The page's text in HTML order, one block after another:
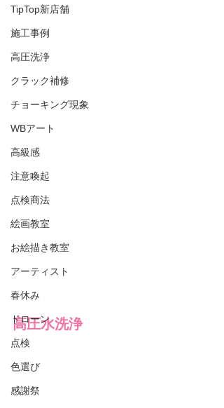
TipTop新店舗
施工事例
高圧洗浄
クラック補修
チョーキング現象
WBアート
高級感
注意喚起
点検商法
絵画教室
お絵描き教室
アーティスト
春休み
ドローン
点検
色選び
感謝祭
高圧水洗浄